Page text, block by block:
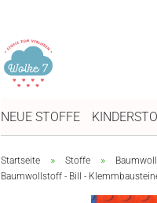
NEUE STOFFE
Startseite » Stoffe »
Baumwollstoff - Bill -